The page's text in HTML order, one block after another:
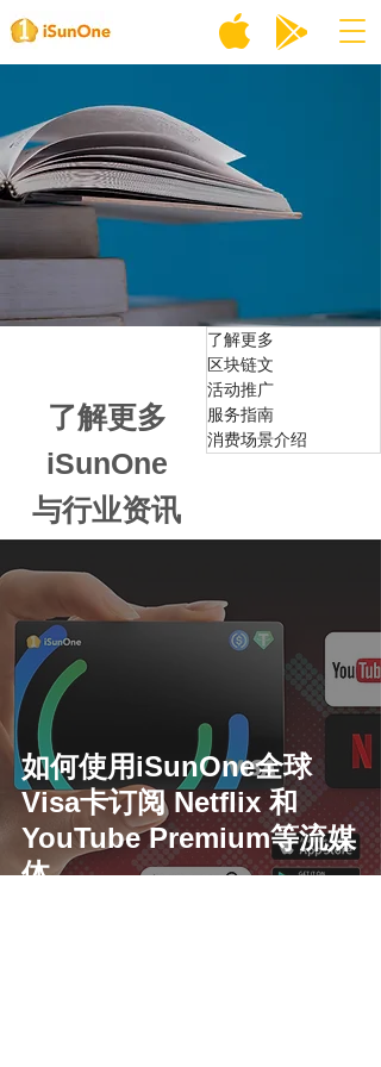
了解更多
iSunOne
与行业资讯
了解更多
区块链文
活动推广
服务指南
消费场景介绍
如何使用iSunOne全球
Visa卡订阅 Netflix 和
YouTube Premium等流媒
体